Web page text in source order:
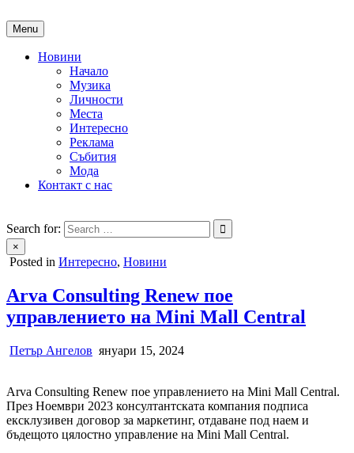
to
content
Menu
Новини
Начало
Музика
Личности
Места
Интересно
Реклама
Събития
Мода
Контакт с нас
People of Bulgaria
За хората на България
Search for:
×
Posted in Интересно, Новини
Arva Consulting Renew пое
управлението на Mini Mall Central
Петър Ангелов януари 15, 2024
Arva Consulting Renew пое управлението на Mini Mall Central.
През Ноември 2023 консултантската компания подписа
ексклузивен договор за маркетинг, отдаване под наем и
бъдещото цялостно управление на Mini Mall Central.